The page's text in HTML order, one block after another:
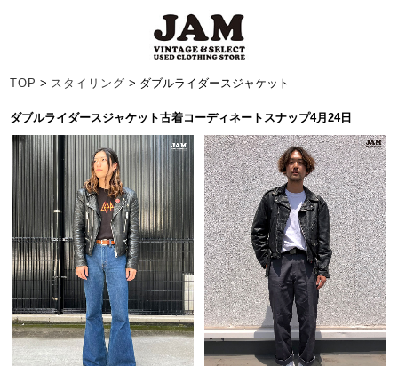
TOP > スタイリング > ダブルライダースジャケット
ダブルライダースジャケット古着コーディネートスナップ4月24日